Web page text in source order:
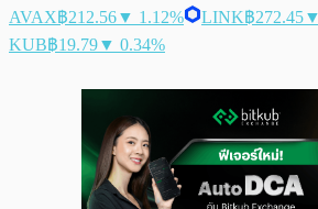
AVAX฿212.56▼ 1.12% LINK฿272.45
KUB฿19.79▼ 0.34%